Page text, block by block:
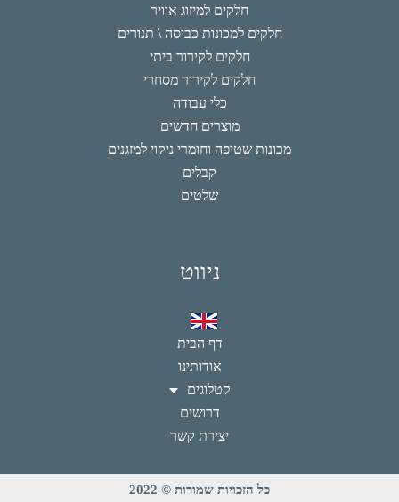
חלקים למיזוג אוויר
חלקים למכונות כביסה \ תנורים
חלקים לקירור ביתי
חלקים לקירור מסחרי
כלי עבודה
מוצרים חדשים
מכונות שטיפה וחומרי ניקוי למזגנים
קבלים
שלטים
ניווט
דף הבית
אודותינו
קטלוגים
דרושים
יצירת קשר
כל הזכויות שמורות © 2022